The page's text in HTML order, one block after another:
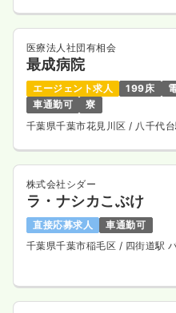
医療法人社団有相会
最成病院
エージェント求人 199床
車通勤可
寮
千葉県千葉市花見川区 / 八千代
株式会社シダー
ラ・ナシカこぶけ
直接応募求人
車通勤可
千葉県千葉市稲毛区 / 四街道駅